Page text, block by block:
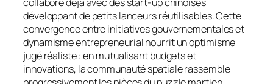
développant de petits lanceurs réutilisables. Cette
convergence entre initiatives gouvernementales et
dynamisme entrepreneurial nourrit un optimisme
jugé réaliste : en mutualisant budgets et
innovations, la communauté spatiale rassemble